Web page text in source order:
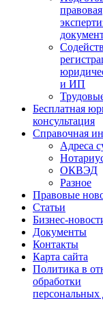
правовая
и ИП
Бесплатная
консультация
Справочная
Адреса
ОКВЭД
Разное
Правовые
Статьи
Бизнес-
Документы
Контакты
Карта сайта
Политика в
обработки